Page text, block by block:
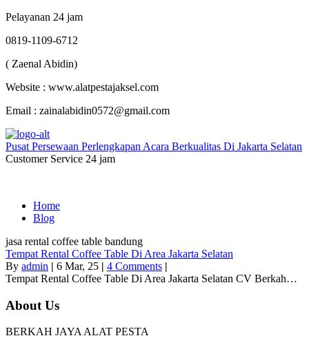
Pelayanan 24 jam
0819-1109-6712
( Zaenal Abidin)
Website : www.alatpestajaksel.com
Email : zainalabidin0572@gmail.com
Pusat Persewaan Perlengkapan Acara Berkualitas Di Jakarta Selatan
Customer Service 24 jam
Home
Blog
jasa rental coffee table bandung
Tempat Rental Coffee Table Di Area Jakarta Selatan
By admin | 6 Mar, 25 | 4 Comments |
Tempat Rental Coffee Table Di Area Jakarta Selatan CV Berkah…
About Us
BERKAH JAYA ALAT PESTA